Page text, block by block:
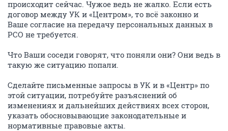
происходит сейчас. Чужое ведь не жалко. Если есть
договор между УК и «Центром», то всё законно и
Ваше согласие на передачу персональных данных в
РСО не требуется.
Что Ваши соседи говорят, что поняли они? Они ведь в
такую же ситуацию попали.
Сделайте письменные запросы в УК и в «Центр» по
этой ситуации, потребуйте разъяснений об
изменениях и дальнейших действиях всех сторон,
указать обосновывающие законодательные и
нормативные правовые акты.